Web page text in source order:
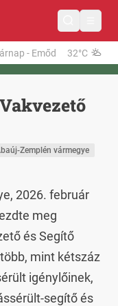
- Emőd 32°C
Zemplén vármegye
2026. február
meg
és Segítő
mint kétszáz
igénylőinek,
segítő és